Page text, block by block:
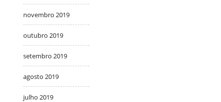
novembro 2019
outubro 2019
setembro 2019
agosto 2019
julho 2019